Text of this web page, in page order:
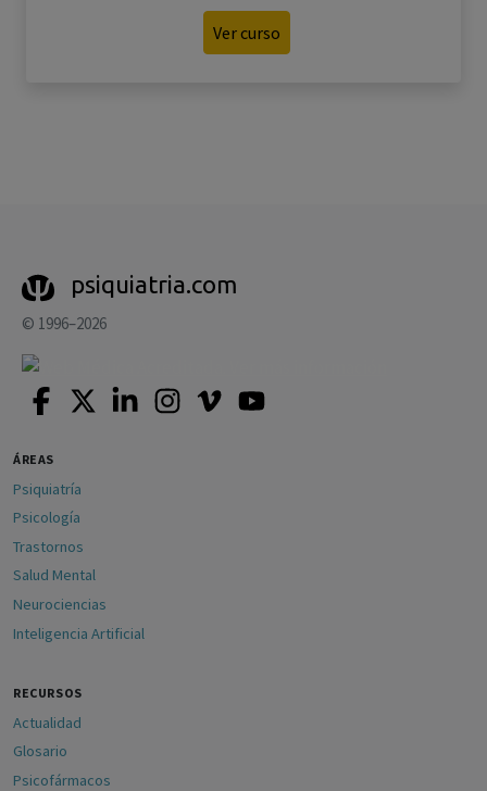
Ver curso
psiquiatria.com
© 1996–2026
ÁREAS
Psiquiatría
Psicología
Trastornos
Salud Mental
Neurociencias
Inteligencia Artificial
RECURSOS
Actualidad
Glosario
Psicofármacos